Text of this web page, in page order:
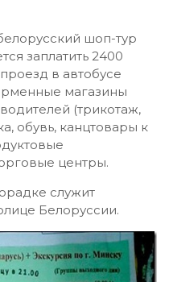
шоп-тур
заплатить 2400
в автобусе
магазины
(трикотаж,
обувь, канцтовары к
центры.
служит
Белоруссии.